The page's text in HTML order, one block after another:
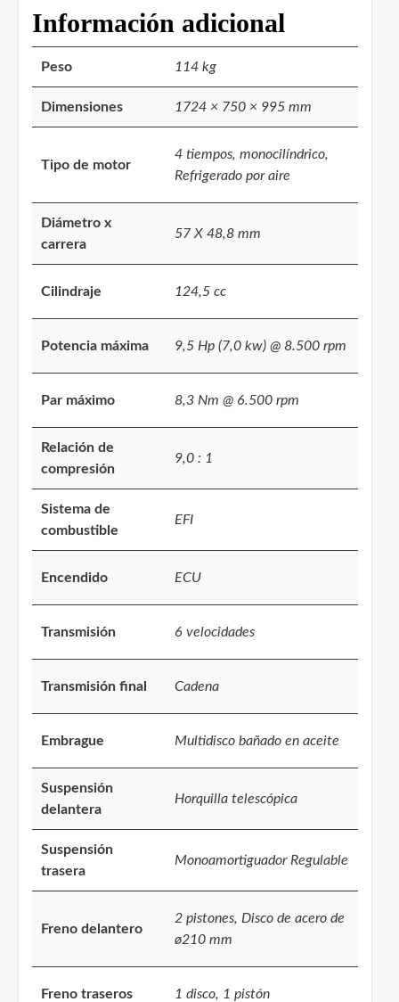
Información adicional
Peso 114 kg
Dimensiones 1724 × 750 × 995 mm
Tipo de motor
4 tiempos, monocilíndrico,
Refrigerado por aire
Diámetro x
carrera
57 X 48,8 mm
Cilindraje 124,5 cc
Potencia máxima 9,5 Hp (7,0 kw) @ 8.500 rpm
Par máximo 8,3 Nm @ 6.500 rpm
Relación de
compresión
9,0 : 1
Sistema de
combustible
EFI
Encendido ECU
Transmisión 6 velocidades
Transmisión final Cadena
Embrague Multidisco bañado en aceite
Suspensión
delantera
Horquilla telescópica
Suspensión
trasera
Monoamortiguador Regulable
Freno delantero
2 pistones, Disco de acero de
ø210 mm
Freno traseros 1 disco, 1 pistón